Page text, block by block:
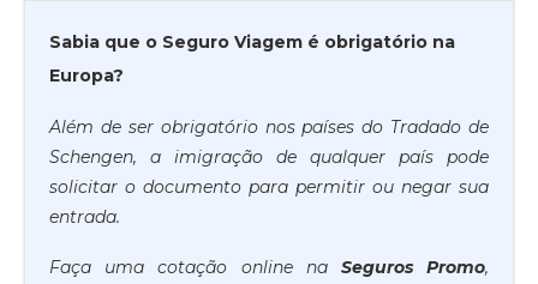
Sabia que o Seguro Viagem é obrigatório na
Europa?
Além de ser obrigatório nos países do Tradado de
Schengen, a imigração de qualquer país pode
solicitar o documento para permitir ou negar sua
entrada.
Faça uma cotação online na Seguros Promo,